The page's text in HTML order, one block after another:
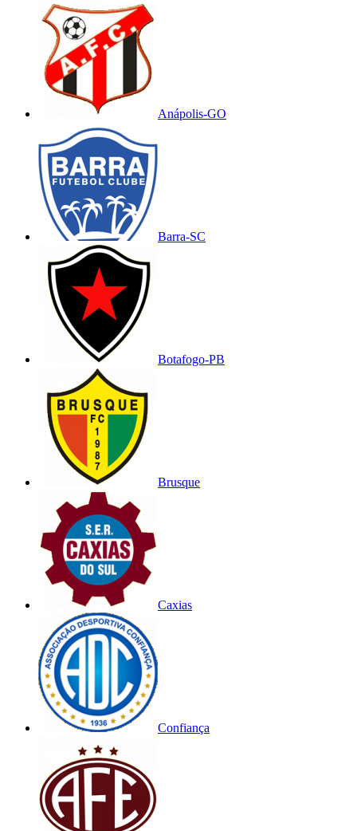
Anápolis-GO
Barra-SC
Botafogo-PB
Brusque
Caxias
Confiança